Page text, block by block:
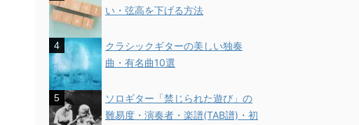
い・弦高を下げる方法
クラシックギターの美しい独奏
曲・有名曲10選
ソロギター「禁じられた遊び」の
難易度・演奏者・楽譜(TAB譜)・初